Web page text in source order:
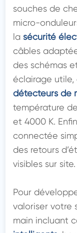
souches de
micro-
la sécurité
câbles
des schémas
éclairage
détecteurs de
température
et 4000 K.
connectée
des retours
visibles sur site.
Pour
valoriser votre
main incluant